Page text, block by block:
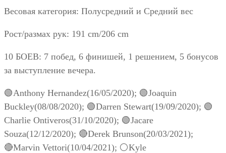
Весовая категория: Полусредний и Средний вес
Рост/размах рук: 191 cm/206 cm
10 БОЕВ: 7 побед, 6 финишей, 1 решением, 5 бонусов
за выступление вечера.
🟢Anthony Hernandez(16/05/2020); 🟢Joaquin
Buckley(08/08/2020); 🟢Darren Stewart(19/09/2020); 🟢
Charlie Ontiveros(31/10/2020); 🟢Jacare
Souza(12/12/2020); 🔴Derek Brunson(20/03/2021);
🔴Marvin Vettori(10/04/2021); ⚪Kyle